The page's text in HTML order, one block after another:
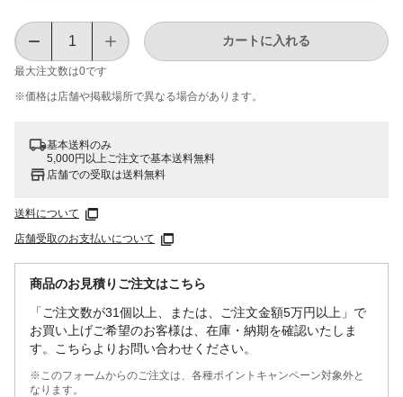
最大注文数は0です
カートに入れる
※価格は​店舗や​掲載場所で​異なる​場合が​あります。
基本送料のみ
5,000円以上ご注文で基本送料無料
店舗での受取は送料無料
送料について
店舗受取のお支払いについて
商品のお見積りご注文はこちら
「ご注文数が31個以上、または、ご注文金額5万円以上」で
お買い上げご希望のお客様は、在庫・納期を確認いたしま
す。こちらよりお問い合わせください。
※このフォームからのご注文は、各種ポイントキャンペーン対象外と
なります。